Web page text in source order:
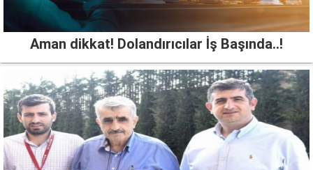
Aman dikkat! Dolandırıcılar İş Başında..!